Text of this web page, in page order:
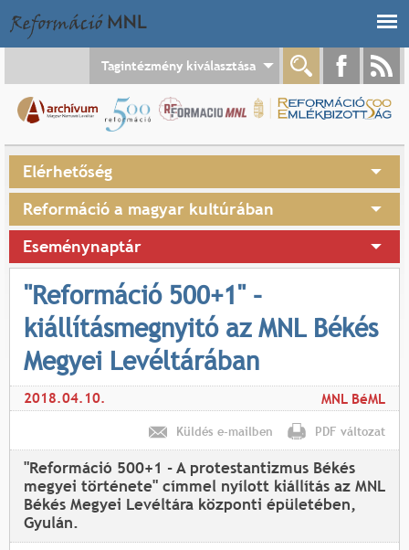
Tagintézmény kiválasztása
Elérhetőség
Reformáció a magyar kultúrában
Eseménynaptár
"Reformáció 500+1" –
kiállításmegnyitó az MNL Békés
Megyei Levéltárában
2018.04.10. MNL BéML
Küldés e-mailben PDF változat
"Reformáció 500+1 - A protestantizmus Békés
megyei története" címmel nyílott kiállítás az MNL
Békés Megyei Levéltára központi épületében,
Gyulán.